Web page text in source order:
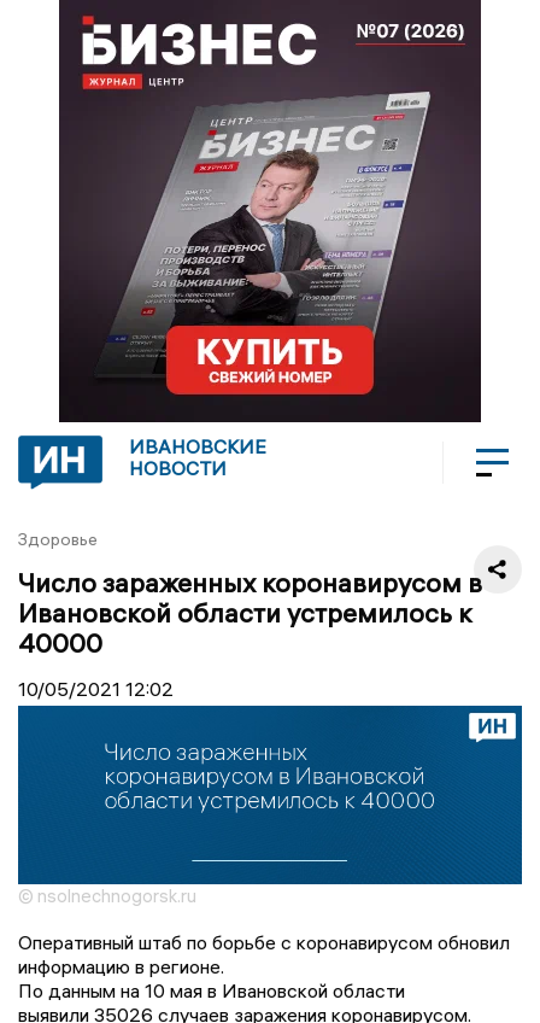
ИВАНОВСКИЕ
НОВОСТИ
Здоровье
Число зараженных коронавирусом в
Ивановской области устремилось к
40000
10/05/2021 12:02
© nsolnechnogorsk.ru
Оперативный штаб по борьбе с коронавирусом обновил
информацию в регионе.
По данным на 10 мая в Ивановской области
выявили 35026 случаев заражения коронавирусом.